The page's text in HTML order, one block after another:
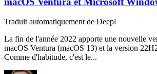
Traduit automatiquement de Deepl
La fin de l'année 2022 apporte une nouvelle
macOS Ventura (macOS 13) et la version
Comme d'habitude, c'est le...